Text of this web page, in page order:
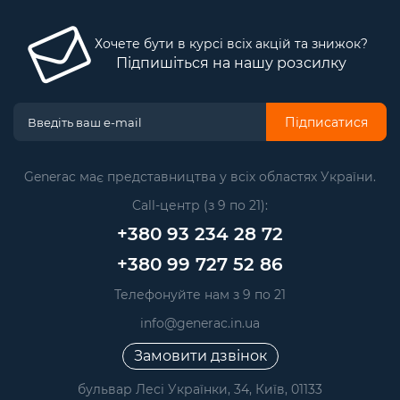
Хочете бути в курсі всіх акцій та знижок?
Підпишіться на нашу розсилку
Підписатися
Generac має представництва у всіх областях України.
Call-центр (з 9 по 21):
+380 93 234 28 72
+380 99 727 52 86
Телефонуйте нам з 9 по 21
info@generac.in.ua
Замовити дзвінок
бульвар Лесі Українки, 34, Київ, 01133